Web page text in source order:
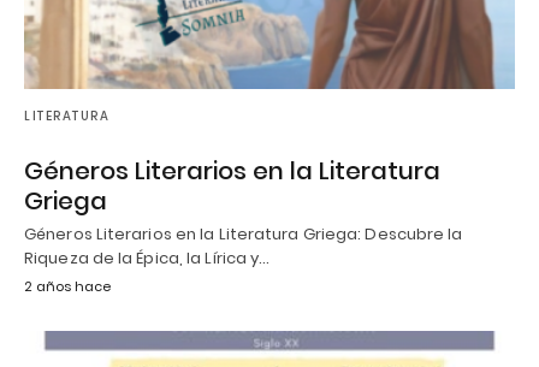
LITERATURA
Géneros Literarios en la Literatura
Griega
Géneros Literarios en la Literatura Griega: Descubre la
Riqueza de la Épica, la Lírica y…
2 años hace